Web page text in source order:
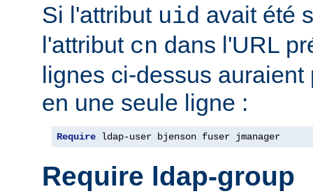
Si l'attribut uid avait été
l'attribut cn dans l'URL
lignes ci-dessus
en une seule ligne :
Require ldap-user bjenson fuser jmanager
Require ldap-group